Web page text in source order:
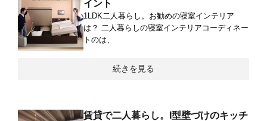
イント
1LDK二人暮らし。お勧めの寝室インテリア
は？ 二人暮らしの寝室インテリアコーディネー
トのは、
続きを見る
賃貸で二人暮らし。I型壁づけのキッチ